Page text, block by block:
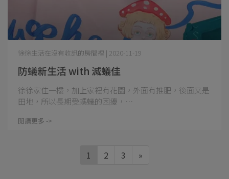
防蟻新生活 with 滅蟻佳
徐徐生活在沒有收訊的房間裡 | 2020-11-19
徐徐家住一樓，加上家裡有花園，外面有推肥，後面又是
田地，所以長期受螞蟻的困擾，⋯
閱讀更多 ->
1 2 3 »